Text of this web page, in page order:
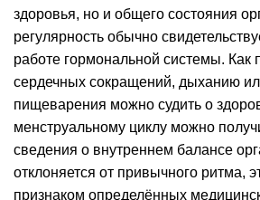
здоровья, но и общего состояния
регулярность обычно
работе гормональной системы. Как
сердечных сокращений, дыханию
пищеварения можно судить о
менструальному циклу можно
сведения о внутреннем балансе
отклоняется от привычного ритма,
признаком определённых